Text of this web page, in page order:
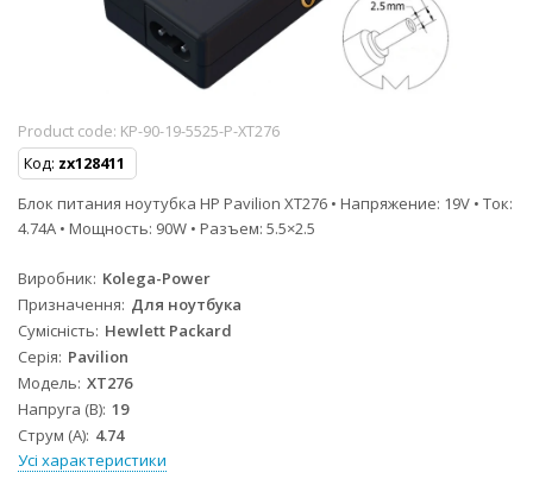
Product code: KP-90-19-5525-P-XT276
Код: zx128411
Блок питания ноутубка HP Pavilion XT276 • Напряжение: 19V • Ток:
4.74A • Мощность: 90W • Разъем: 5.5×2.5
Виробник Kolega-Power
Призначення Для ноутбука
Сумісність Hewlett Packard
Серія Pavilion
Модель XT276
Напруга (В) 19
Струм (А) 4.74
Усі характеристики